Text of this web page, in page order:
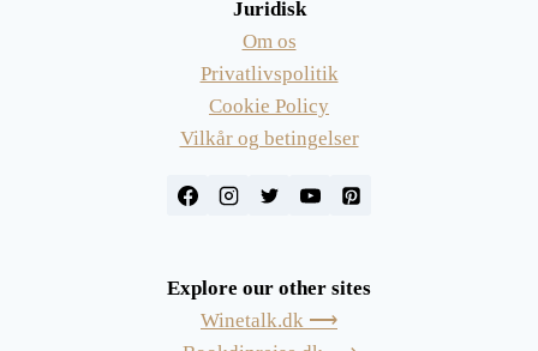
Juridisk
Om os
Privatlivspolitik
Cookie Policy
Vilkår og betingelser
Explore our other sites
Winetalk.dk ⟶